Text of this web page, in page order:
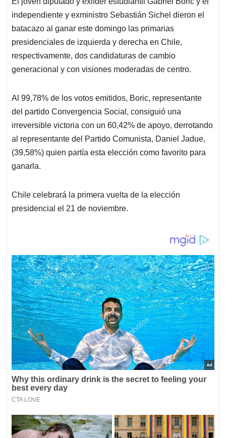
s
A
p
p
b
o
o
k
e
d
I
n
l
a
d
s
independiente y exministro Sebastián Sichel dieron el
batacazo al ganar este domingo las primarias
presidenciales de izquierda y derecha en Chile,
respectivamente, dos candidaturas de cambio
generacional y con visiones moderadas de centro.
Al 99,78% de los votos emitidos, Boric, representante
del partido Convergencia Social, consiguió una
irreversible victoria con un 60,42% de apoyo, derrotando
al representante del Partido Comunista, Daniel Jadue,
(39,58%) quien partía esta elección como favorito para
ganarla.
Chile celebrará la primera vuelta de la elección
presidencial el 21 de noviembre.